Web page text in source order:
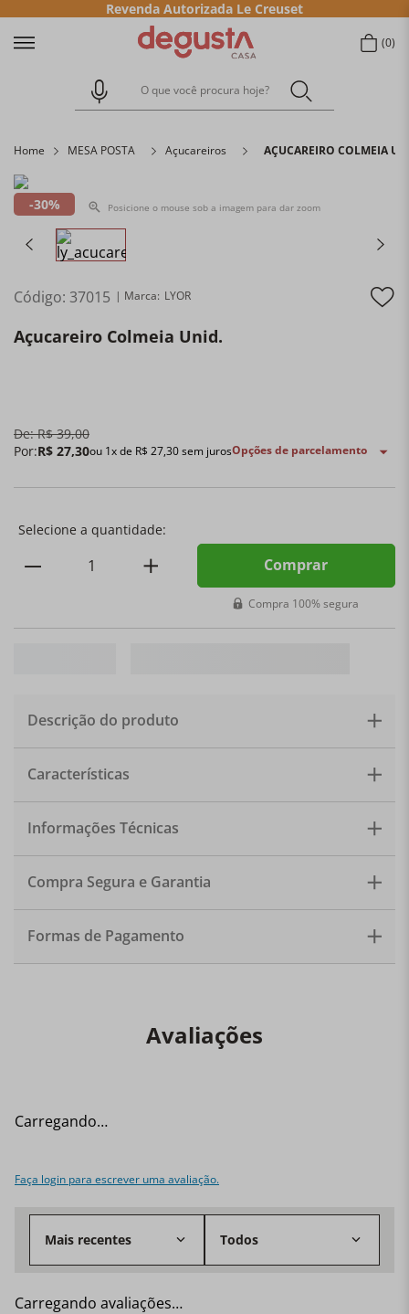
Revenda Autorizada Le Creuset
0
O que você procura hoje?
Home MESA POSTA Açucareiros AÇUCAREIRO COLMEIA
30% Posicione o mouse sob a imagem para dar zoom
Código: 37015 LYOR
Açucareiro Colmeia Unid.
De:R$ 39,00
Por:R$ 27,30ou 1x de R$ 27,30sem jurosOpções de parcelamento
Comprar
Compra 100% segura
Descrição do produto
Sirva com estilo um delicioso café, o açucareiro além da
sua utilidade, é uma linda peça para decoração!
Material: Cristal. Altura: 8cm x 12cm. Quantidade: 1
Características
Informações Técnicas
Compra Segura e Garantia
Formas de Pagamento
Avaliações
Carregando…
Faça login para escrever uma avaliação.
Mais recentes Todos
Carregando avaliações…